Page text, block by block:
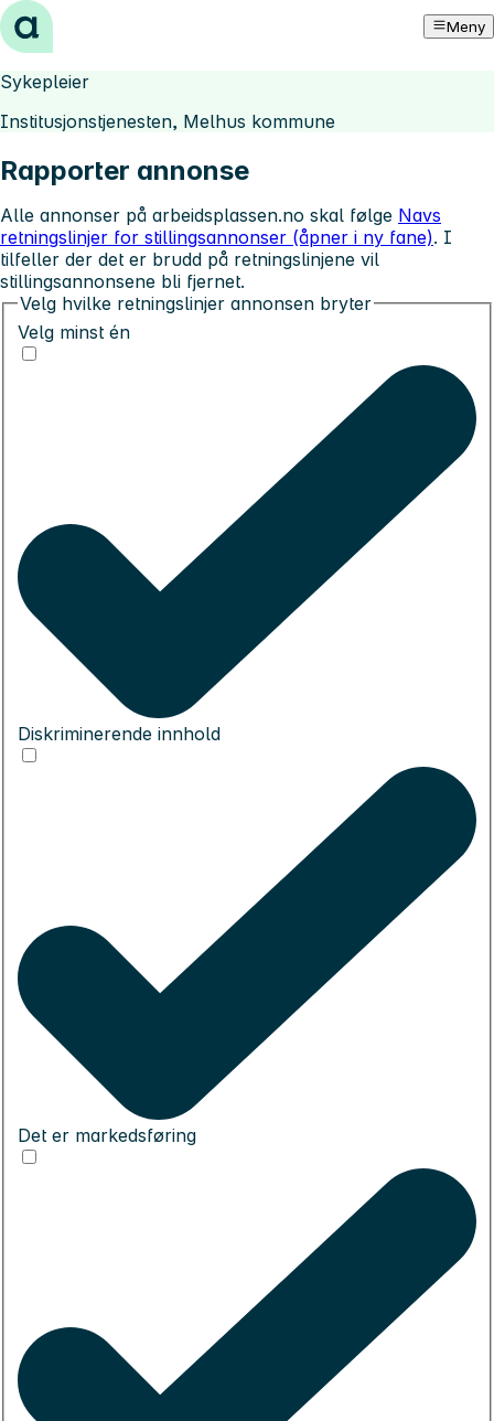
Hopp til innhold Meny
Sykepleier
Institusjonstjenesten, Melhus kommune
Rapporter annonse
Alle annonser på arbeidsplassen.no skal følge Navs
retningslinjer for stillingsannonser (åpner i ny fane). I
tilfeller der det er brudd på retningslinjene vil
stillingsannonsene bli fjernet.
Velg hvilke retningslinjer annonsen bryter
Velg minst én
Diskriminerende innhold
Det er markedsføring